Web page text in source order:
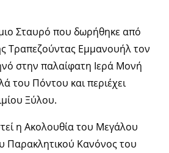
Σταυρό που δωρήθηκε από
Τραπεζούντας Εμμανουήλ τον
στην παλαίφατη Ιερά Μονή
του Πόντου και περιέχει
Ξύλου.
η Ακολουθία του Μεγάλου
Παρακλητικού Κανόνος του